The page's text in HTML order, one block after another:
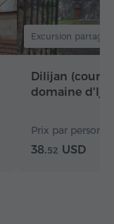
Excursion partagée
Dilijan (court
domaine
Prix par personne
38.52 USD